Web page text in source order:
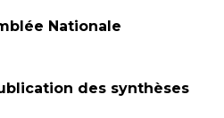
Nationale
des synthèses